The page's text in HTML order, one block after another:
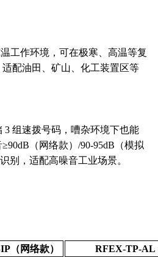
作环境，可在极寒、高温等复
配油田、矿山、化工装置区等
3 组速拨号码，嘈杂环境下也能
（网络款）/90-95dB（模拟
别，适配高噪音工业场景。
（网络款） RFEX-TP-AL